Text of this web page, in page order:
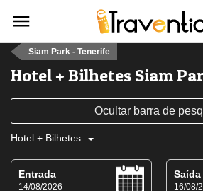
Siam Park - Tenerife
Hotel + Bilhetes Siam
Ocultar barra de
Hotel + Bilhetes
Entrada
14/08/2026
Saída
16/08/